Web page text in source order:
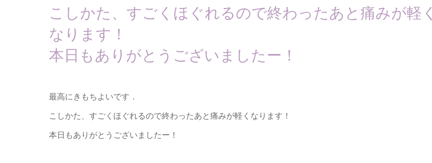
こしかた、すごくほぐれるので終わったあと痛みが軽く
なります！
本日もありがとうございましたー！
最高にきもちよいです．
こしかた、すごくほぐれるので終わったあと痛みが軽くなります！
本日もありがとうございましたー！